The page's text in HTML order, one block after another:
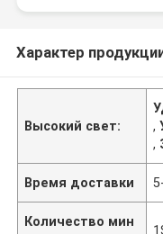
Характер
Высокий свет:
,
,
Время доставки
Количество мин